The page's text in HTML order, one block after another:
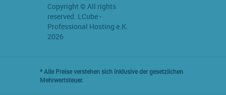
Copyright © All rights
reserved. LCube -
Professional Hosting e.K.
2026
* Alle Preise verstehen sich inklusive der gesetzlichen
Mehrwertsteuer.